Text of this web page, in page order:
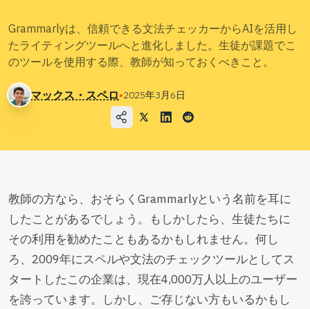
価格
ログイン
Grammarlyは、信頼できる文法チェッカーからAIを活用し
たライティングツールへと進化しました。生徒が課題でこ
のツールを使用する際、教師が知っておくべきこと。
マックス・スペロ▪2025年3月6日
教師の方なら、おそらくGrammarlyという名前を耳に
したことがあるでしょう。もしかしたら、生徒たちに
その利用を勧めたこともあるかもしれません。何し
ろ、2009年にスペルや文法のチェックツールとしてス
タートしたこの企業は、現在4,000万人以上のユーザー
を誇っています。しかし、ご存じない方もいるかもし